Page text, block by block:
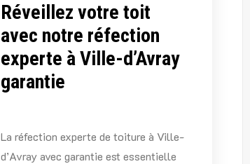
Réveillez votre toit
avec notre réfection
experte à Ville-d’Avray
garantie
La réfection experte de toiture à Ville-
d’Avray avec garantie est essentielle